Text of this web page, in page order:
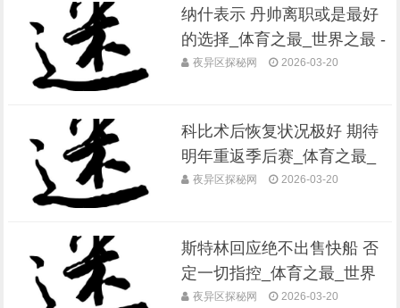
纳什表示 丹帅离职或是最好
的选择_体育之最_世界之最 -
夜异区世界之最
夜异区探秘网 2026-03-20
科比术后恢复状况极好 期待
明年重返季后赛_体育之最_
世界之最 - 夜异区世界之最
夜异区探秘网 2026-03-20
斯特林回应绝不出售快船 否
定一切指控_体育之最_世界
之最 - 夜异区世界之最
夜异区探秘网 2026-03-20